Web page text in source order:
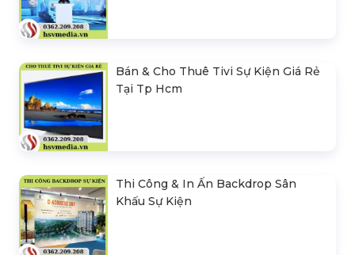
Bán & Cho Thuê Tivi Sự Kiện Giá Rẻ
Tại Tp Hcm
Thi Công & In Ấn Backdrop Sân
Khấu Sự Kiện